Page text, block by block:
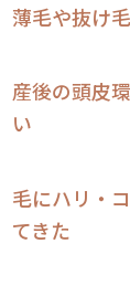
薄毛や抜け
産後の頭皮
い
毛にハリ・
てきた